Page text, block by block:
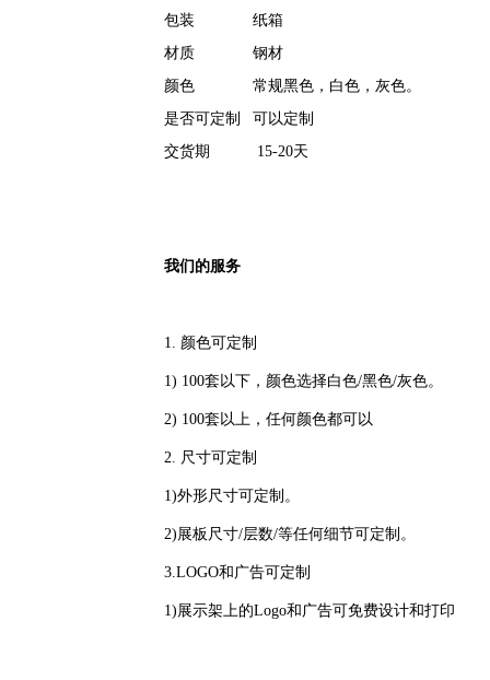
包装
纸箱
材质
钢材
颜色
常规黑色，白色，灰色。
是否可定制
可以定制
交货期
15-20天
我们的服务
1. 颜色可定制
1) 100套以下，颜色选择白色/黑色/灰色。
2) 100套以上，任何颜色都可以
2. 尺寸可定制
1)外形尺寸可定制。
2)展板尺寸/层数/等任何细节可定制。
3.LOGO和广告可定制
1)展示架上的Logo和广告可免费设计和打印